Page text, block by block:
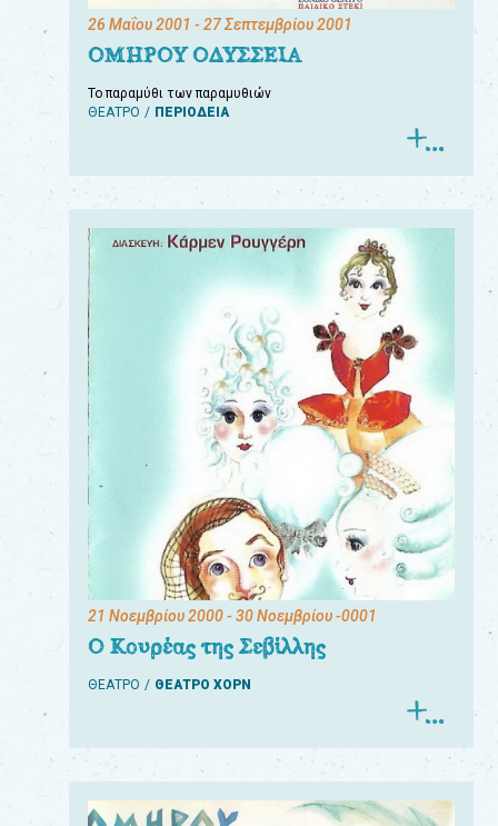
26 Μαΐου 2001 - 27 Σεπτεμβρίου 2001
ΟΜΗΡΟΥ ΟΔΥΣΣΕΙΑ
Το παραμύθι των παραμυθιών
ΘΕΑΤΡΟ
ΠΕΡΙΟΔΕΙΑ
21 Νοεμβρίου 2000- 30 Νοεμβρίου -0001
Ο Κουρέας της Σεβίλλης
ΘΕΑΤΡΟ ΘΕΑΤΡΟ ΧΟΡΝ